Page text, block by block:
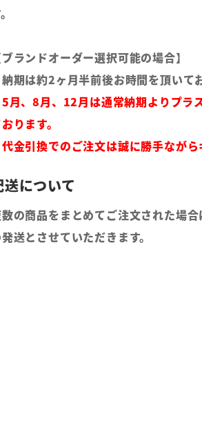
ブランドオーダー選択可能の場合】
納期は約2ヶ月半前後お時間を頂いて
5月、8月、12月は通常納期よりプラ
ります。
代金引換でのご注文は誠に勝手ながら
の商品をまとめてご注文された場
送とさせていただきます。